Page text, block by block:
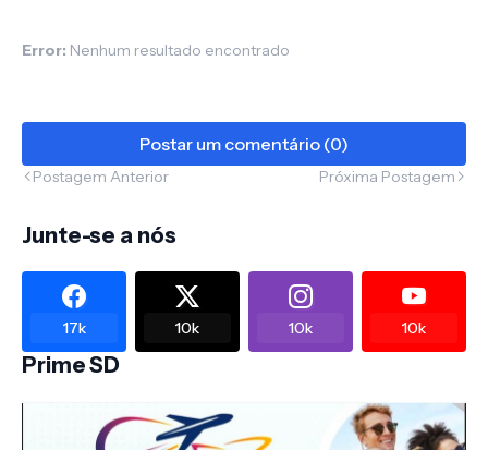
Error: Nenhum resultado encontrado
Postar um comentário (0)
Postagem Anterior Próxima Postagem
Junte-se a nós
17k 10k 10k 10k
Prime SD